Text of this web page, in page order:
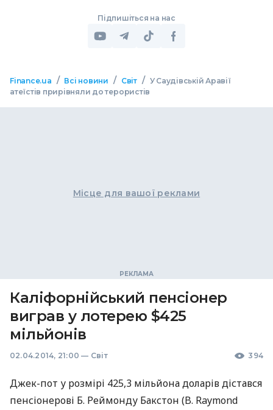
Підпишіться на нас
Finance.ua / Всі новини / Світ / У Саудівській Аравії
атеїстів прирівняли до терористів
Місце для вашої реклами
Каліфорнійський пенсіонер
виграв у лотерею $425
мільйонів
02.04.2014, 21:00 — Світ 394
Джек-пот у розмірі 425,3 мільйона доларів дістався
пенсіонерові Б. Реймонду Бакстон (B. Raymond